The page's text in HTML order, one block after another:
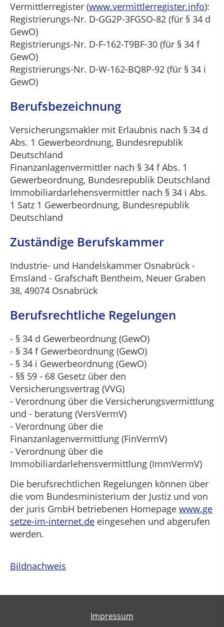
Vermittlerregister (www.vermittlerregister.info):
Registrierungs-Nr. D-GG2P-3FGSO-82 (für § 34 d
GewO)
Registrierungs-Nr. D-F-162-T9BF-30 (für § 34 f
GewO)
Registrierungs-Nr. D-W-162-BQ8P-92 (für § 34 i
GewO)
Berufsbezeichnung
Versicherungsmakler mit Erlaubnis nach § 34 d
Abs. 1 Gewerbeordnung, Bundesrepublik
Deutschland
Finanzanlagenvermittler nach § 34 f Abs. 1
Gewerbeordnung, Bundesrepublik Deutschland
Immobiliardarlehensvermittler nach § 34 i Abs.
1 Satz 1 Gewerbeordnung, Bundesrepublik
Deutschland
Zuständige Berufskammer
Industrie- und Handelskammer Osnabrück -
Emsland - Grafschaft Bentheim, Neuer Graben
38, 49074 Osnabrück
Berufsrechtliche Regelungen
- § 34 d Gewerbeordnung (GewO)
- § 34 f Gewerbeordnung (GewO)
- § 34 i Gewerbeordnung (GewO)
- §§ 59 - 68 Gesetz über den
Versicherungsvertrag (VVG)
- Verordnung über die Versicherungsvermittlung
und - beratung (VersVermV)
- Verordnung über die
Finanzanlagenvermittlung (FinVermV)
- Verordnung über die
Immobiliardarlehensvermittlung (ImmVermV)
Die berufsrechtlichen Regelungen können über
die vom Bundesministerium der Justiz und von
der juris GmbH betriebenen Homepage www.ge
setze-im-internet.de eingesehen und abgerufen
werden.
Bildnachweis
Impressum